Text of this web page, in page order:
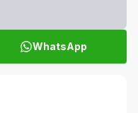
WhatsApp